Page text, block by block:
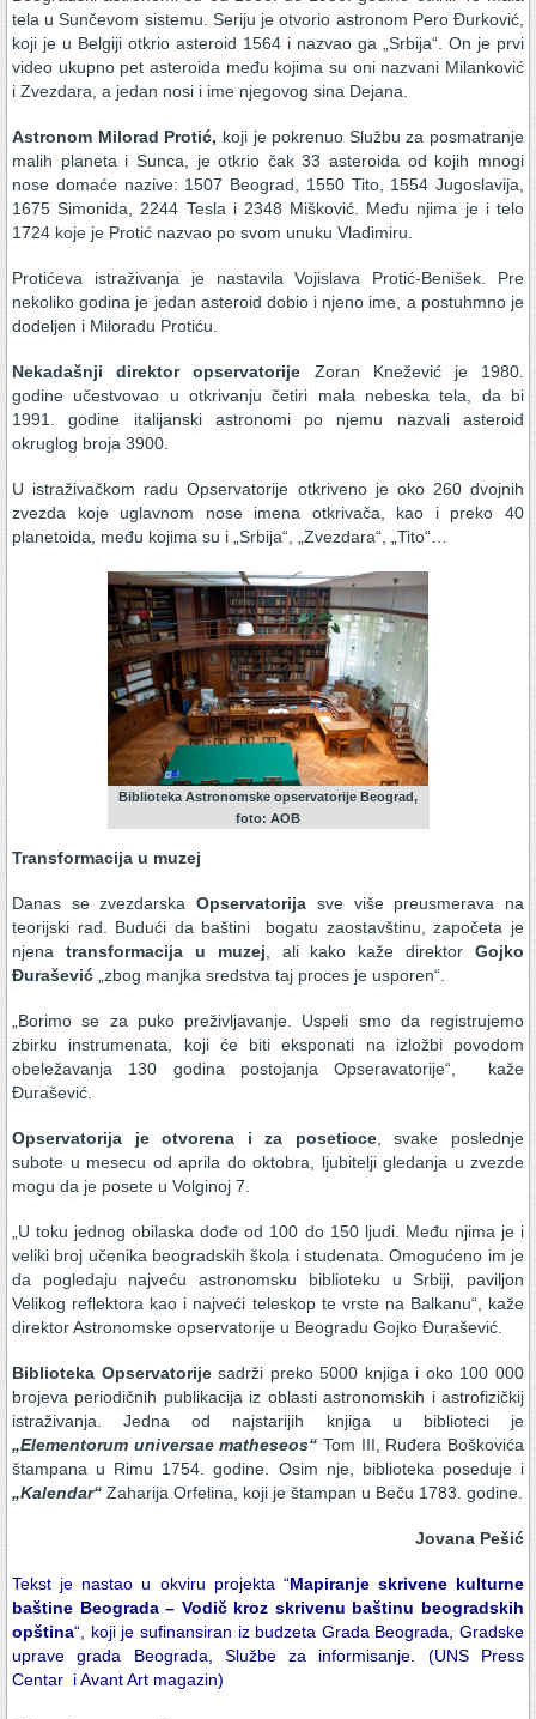
tela u Sunčevom sistemu. Seriju je otvorio astronom Pero Đurković,
koji je u Belgiji otkrio asteroid 1564 i nazvao ga „Srbija“. On je prvi
video ukupno pet asteroida među kojima su oni nazvani Milanković
i Zvezdara, a jedan nosi i ime njegovog sina Dejana.
Astronom Milorad Protić, koji je pokrenuo Službu za posmatranje
malih planeta i Sunca, je otkrio čak 33 asteroida od kojih mnogi
nose domaće nazive: 1507 Beograd, 1550 Tito, 1554 Jugoslavija,
1675 Simonida, 2244 Tesla i 2348 Mišković. Među njima je i telo
1724 koje je Protić nazvao po svom unuku Vladimiru.
Protićeva istraživanja je nastavila Vojislava Protić-Benišek. Pre
nekoliko godina je jedan asteroid dobio i njeno ime, a postuhmno je
dodeljen i Miloradu Protiću.
Nekadašnji direktor opservatorije Zoran Knežević je 1980.
godine učestvovao u otkrivanju četiri mala nebeska tela, da bi
1991. godine italijanski astronomi po njemu nazvali asteroid
okruglog broja 3900.
U istraživačkom radu Opservatorije otkriveno je oko 260 dvojnih
zvezda koje uglavnom nose imena otkrivača, kao i preko 40
planetoida, među kojima su i „Srbija“, „Zvezdara“, „Tito“…
Biblioteka Astronomske opservatorije Beograd,
foto: AOB
Transformacija u muzej
Danas se zvezdarskaOpservatorija sve više preusmerava na
teorijski rad. Budući da baštini bogatu zaostavštinu, započeta je
njena transformacija u muzej, ali kako kaže direktor Gojko
Đurašević „zbog manjka sredstva taj proces je usporen“.
„Borimo se za puko preživljavanje. Uspeli smo da registrujemo
zbirku instrumenata, koji će biti eksponati na izložbi povodom
obeležavanja 130 godina postojanja Opseravatorije“, kaže
Đurašević.
Opservatorija je otvorena i za posetioce, svake poslednje
subote u mesecu od aprila do oktobra, ljubitelji gledanja u zvezde
mogu da je posete u Volginoj 7.
„U toku jednog obilaska dođe od 100 do 150 ljudi. Među njima je i
veliki broj učenika beogradskih škola i studenata. Omogućeno im je
da pogledaju najveću astronomsku biblioteku u Srbiji, paviljon
Velikog reflektora kao i najveći teleskop te vrste na Balkanu“, kaže
direktor Astronomske opservatorije u Beogradu Gojko Đurašević.
Biblioteka Opservatorijesadrži preko 5000 knjiga i oko 100 000
brojeva periodičnih publikacija iz oblasti astronomskih i astrofizičkij
istraživanja. Jedna od najstarijih knjiga u biblioteci je
„Elementorum universae matheseos“ Tom III, Ruđera Boškovića
štampana u Rimu 1754. godine. Osim nje, biblioteka poseduje i
„Kalendar“ Zaharija Orfelina, koji je štampan u Beču 1783. godine.
Jovana Pešić
Tekst je nastao u okviru projekta “Mapiranje skrivene kulturne
baštine Beograda – Vodič kroz skrivenu baštinu beogradskih
opština“, koji je sufinansiran iz budzeta Grada Beograda, Gradske
uprave grada Beograda, Službe za informisanje. (UNS Press
Centar i Avant Art magazin)